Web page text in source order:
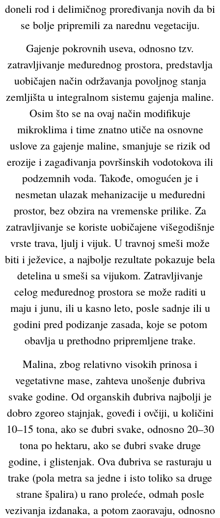
doneli rod i delimičnog proređivanja novih da bi
se bolje pripremili za narednu vegetaciju.
Gajenje pokrovnih useva, odnosno tzv.
zatravljivanje međurednog prostora, predstavlja
uobičajen način održavanja povoljnog stanja
zemljišta u integralnom sistemu gajenja maline.
Osim što se na ovaj način modifikuje
mikroklima i time znatno utiče na osnovne
uslove za gajenje maline, smanjuje se rizik od
erozije i zagađivanja površinskih vodotokova ili
podzemnih voda. Takođe, omogućen je i
nesmetan ulazak mehanizacije u međuredni
prostor, bez obzira na vremenske prilike. Za
zatravljivanje se koriste uobičajene višegodišnje
vrste trava, ljulj i vijuk. U travnoj smeši može
biti i ježevice, a najbolje rezultate pokazuje bela
detelina u smeši sa vijukom. Zatravljivanje
celog međurednog prostora se može raditi u
maju i junu, ili u kasno leto, posle sadnje ili u
godini pred podizanje zasada, koje se potom
obavlja u prethodno pripremljene trake.
Malina, zbog relativno visokih prinosa i
vegetativne mase, zahteva unošenje đubriva
svake godine. Od organskih đubriva najbolji je
dobro zgoreo stajnjak, goveđi i ovčiji, u količini
10–15 tona, ako se đubri svake, odnosno 20–30
tona po hektaru, ako se đubri svake druge
godine, i glistenjak. Ova đubriva se rasturaju u
trake (pola metra sa jedne i isto toliko sa druge
strane špalira) u rano proleće, odmah posle
vezivanja izdanaka, a potom zaoravaju, odnosno